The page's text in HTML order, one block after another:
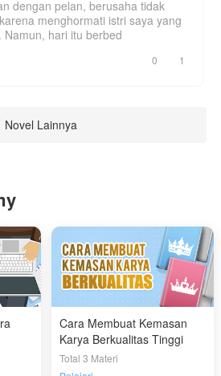
dengan pelan, berusaha tidak
menghormati istri saya yang
mungkin sudah tidur. Namun, hari itu berbed
0 1
Novel Lainnya
Cara Membuat Kemasan
Karya Berkualitas Tinggi
Total 3 Materi